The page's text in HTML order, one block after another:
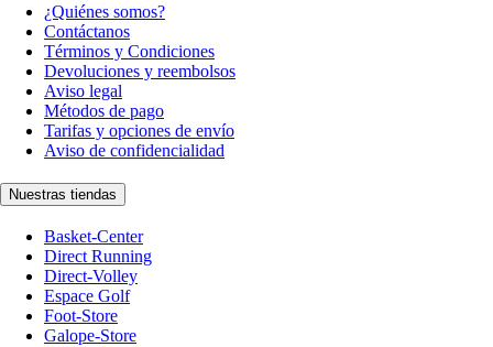
¿Quiénes somos?
Contáctanos
Términos y Condiciones
Devoluciones y reembolsos
Aviso legal
Métodos de pago
Tarifas y opciones de envío
Aviso de confidencialidad
Nuestras tiendas
Basket-Center
Direct Running
Direct-Volley
Espace Golf
Foot-Store
Galope-Store